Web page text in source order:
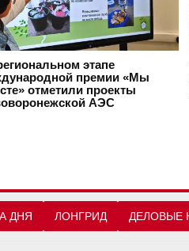
этапе
премии «Мы
отметили проекты
АЭС
ДНЯ ЛОНГРИД ДЕЛОВЫЕ